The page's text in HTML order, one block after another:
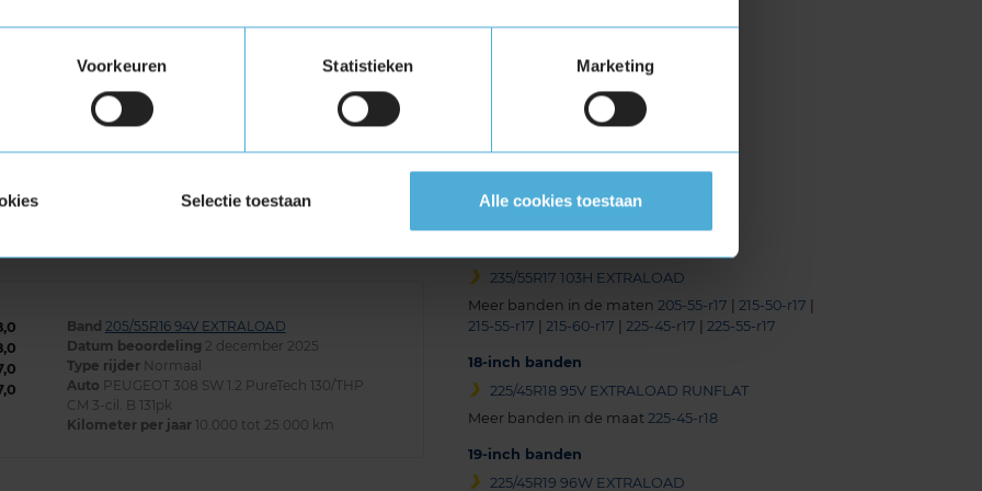
Voorkeuren Statistieken Marketing
Selectie toestaan Alle cookies toestaan
205/55R17 95V EXTRALOAD
215/60R17 96H
225/45R17 94V EXTRALOAD
235/55R17 103H EXTRALOAD
Meer banden in de maten205-55-r17 |215-50-r17
215-55-r17 |215-60-r17 |225-45-r17 |225-55-r17
18-inch banden
225/45R18 95V EXTRALOAD RUNFLAT
Meer banden in de maat225-45-r18
19-inch banden
225/45R19 96W EXTRALOAD
Band 155/65R14 75T
Type rijderNormaal
Auto CITROEN C1 1.0 HB 3-cil. B 68pk
Kilometer per jaar
weg ondanks dat ik een kleine auto heb
Band 205/55R16 94V EXTRALOAD
Datum beoordeling 2 december 2025
Type rijderNormaal
Auto PEUGEOT 308 SW 1.2 PureTech 130/THP
CM 3-cil. B 131pk
Kilometer per jaar10.000 tot 25.000 km